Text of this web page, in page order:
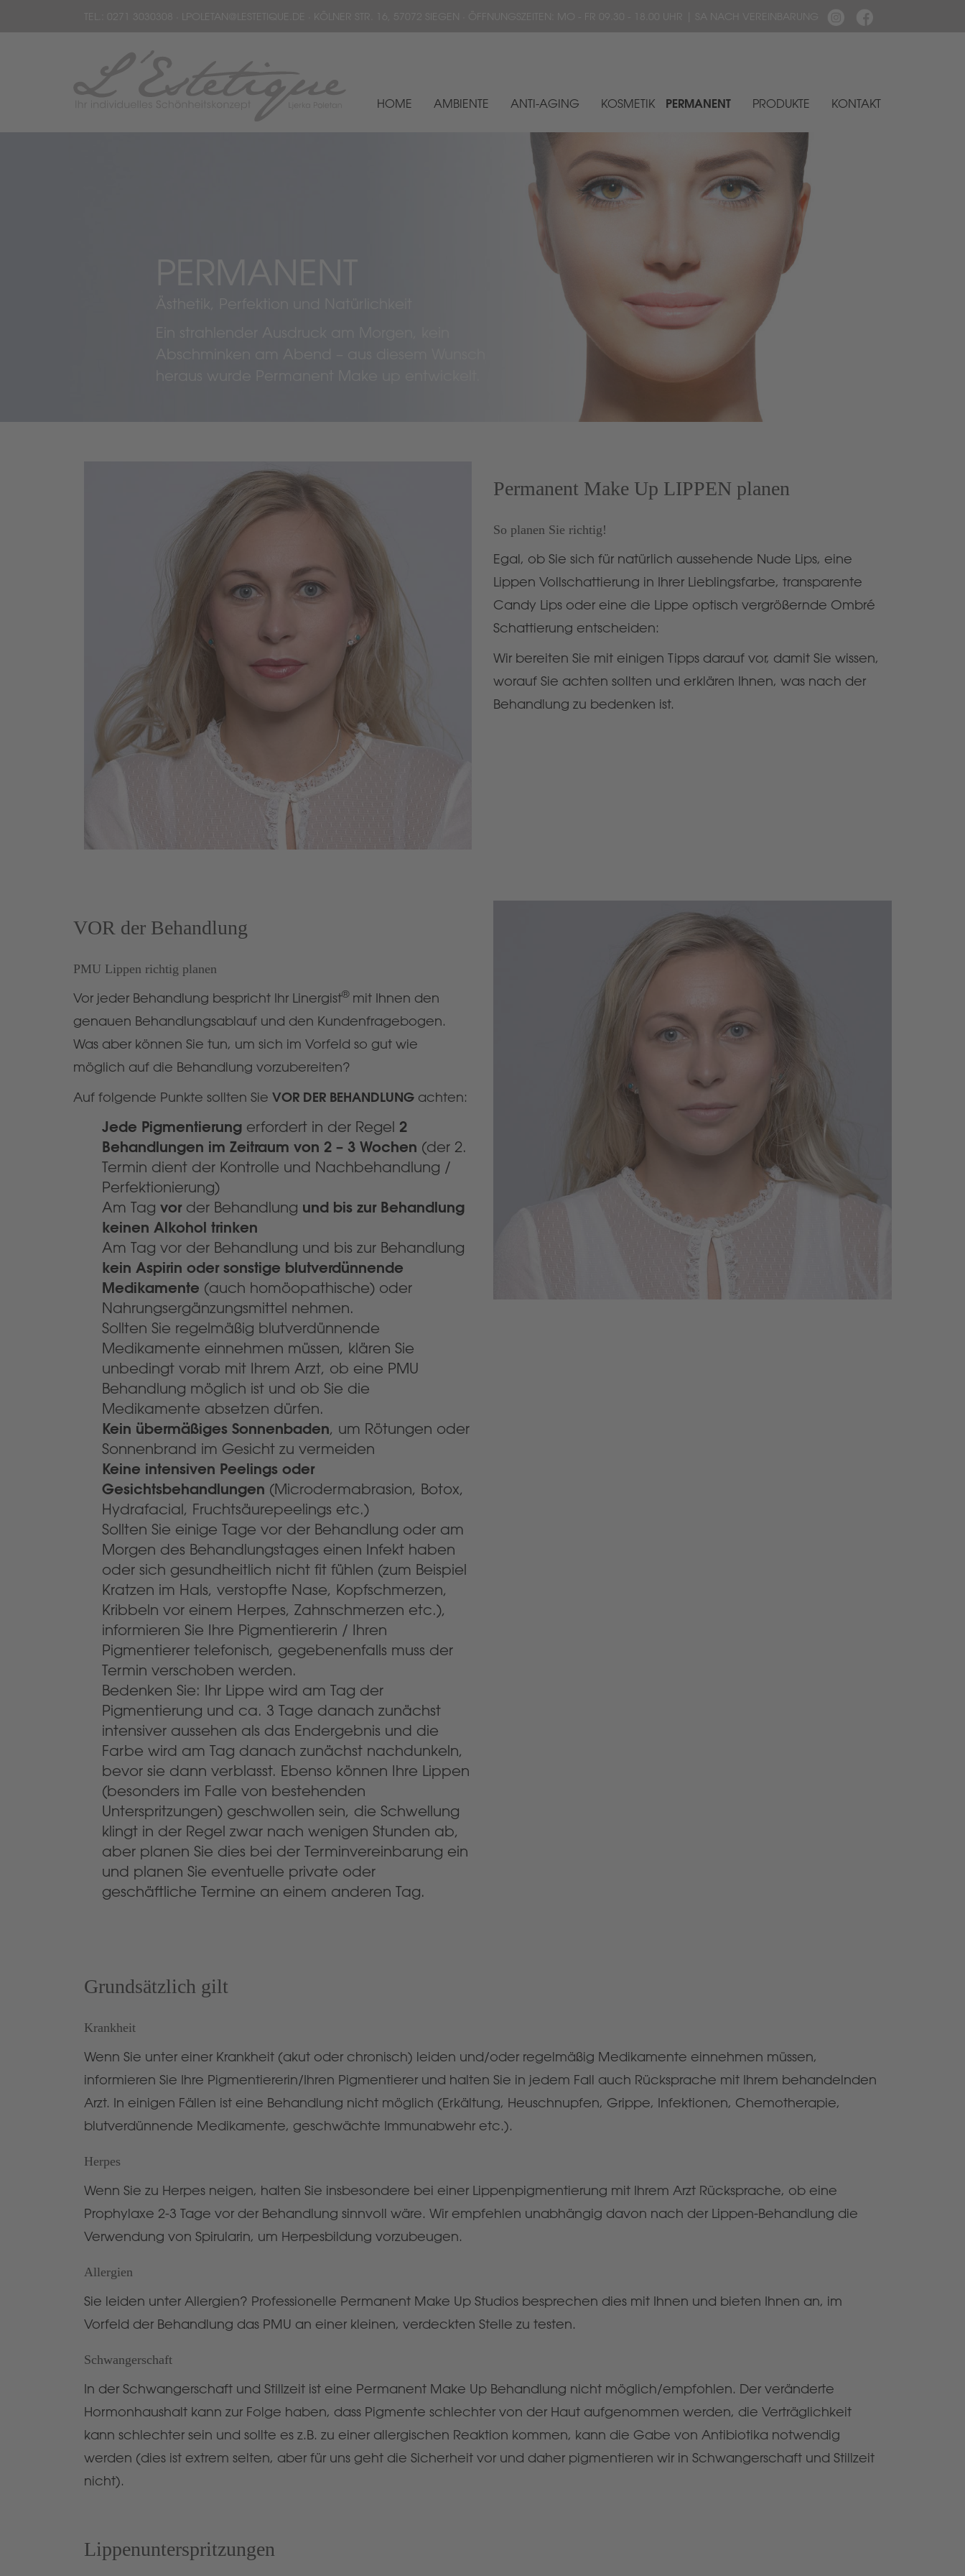
HOME AMBIENTE ANTI-AGING KOSMETIK PERMANENT PRODUKTE KONTAKT
Permanent Make Up LIPPEN planen
So planen Sie richtig!
Egal, ob Sie sich für natürlich aussehende Nude Lips, eine
Lippen Vollschattierung in Ihrer Lieblingsfarbe, transparente
Candy Lips oder eine die Lippe optisch vergrößernde Ombré
Schattierung entscheiden:
Wir bereiten Sie mit einigen Tipps darauf vor, damit Sie wissen,
worauf Sie achten sollten und erklären Ihnen, was nach der
Behandlung zu bedenken ist.
VOR der Behandlung
PMU Lippen richtig planen
Vor jeder Behandlung bespricht Ihr Linergist®mit Ihnen den
genauen Behandlungsablauf und den Kundenfragebogen.
Was aber können Sie tun, um sich im Vorfeld so gut wie
möglich auf die Behandlung vorzubereiten?
Auf folgende Punkte sollten Sie VOR DER BEHANDLUNG achten:
Jede Pigmentierung erfordert in der Regel 2
Behandlungen im Zeitraum von 2 – 3 Wochen (der 2.
Termin dient der Kontrolle und Nachbehandlung /
Perfektionierung)
Am Tag vorder Behandlung und bis zur Behandlung
keinen Alkohol trinken
Am Tag vor der Behandlung und bis zur Behandlung
kein Aspirin oder sonstige blutverdünnende
Medikamente (auch homöopathische) oder
Nahrungsergänzungsmittel nehmen.
Sollten Sie regelmäßig blutverdünnende
Medikamente einnehmen müssen, klären Sie
unbedingt vorab mit Ihrem Arzt, ob eine PMU
Behandlung möglich ist und ob Sie die
Medikamente absetzen dürfen.
Kein übermäßiges Sonnenbaden, um Rötungen oder
Sonnenbrand im Gesicht zu vermeiden
Keine intensiven Peelings oder
Gesichtsbehandlungen (Microdermabrasion, Botox,
Hydrafacial, Fruchtsäurepeelings etc.)
Sollten Sie einige Tage vor der Behandlung oder am
Morgen des Behandlungstages einen Infekt haben
oder sich gesundheitlich nicht fit fühlen (zum Beispiel
Kratzen im Hals, verstopfte Nase, Kopfschmerzen,
Kribbeln vor einem Herpes, Zahnschmerzen etc.),
informieren Sie Ihre Pigmentiererin / Ihren
Pigmentierer telefonisch, gegebenenfalls muss der
Termin verschoben werden.
Bedenken Sie: Ihr Lippe wird am Tag der
Pigmentierung und ca. 3 Tage danach zunächst
intensiver aussehen als das Endergebnis und die
Farbe wird am Tag danach zunächst nachdunkeln,
bevor sie dann verblasst. Ebenso können Ihre Lippen
(besonders im Falle von bestehenden
Unterspritzungen) geschwollen sein, die Schwellung
klingt in der Regel zwar nach wenigen Stunden ab,
aber planen Sie dies bei der Terminvereinbarung ein
und planen Sie eventuelle private oder
geschäftliche Termine an einem anderen Tag.
Grundsätzlich gilt
Krankheit
Wenn Sie unter einer Krankheit (akut oder chronisch) leiden und/oder regelmäßig Medikamente einnehmen müssen,
informieren Sie Ihre Pigmentiererin/Ihren Pigmentierer und halten Sie in jedem Fall auch Rücksprache mit Ihrem behandelnden
Arzt. In einigen Fällen ist eine Behandlung nicht möglich (Erkältung, Heuschnupfen, Grippe, Infektionen, Chemotherapie,
blutverdünnende Medikamente, geschwächte Immunabwehr etc.).
Herpes
Wenn Sie zu Herpes neigen, halten Sie insbesondere bei einer Lippenpigmentierung mit Ihrem Arzt Rücksprache, ob eine
Prophylaxe 2-3 Tage vor der Behandlung sinnvoll wäre. Wir empfehlen unabhängig davon nach der Lippen-Behandlung die
Verwendung von Spirularin, um Herpesbildung vorzubeugen.
Allergien
Sie leiden unter Allergien? Professionelle Permanent Make Up Studios besprechen dies mit Ihnen und bieten Ihnen an, im
Vorfeld der Behandlung das PMU an einer kleinen, verdeckten Stelle zu testen.
Schwangerschaft
In der Schwangerschaft und Stillzeit ist eine Permanent Make Up Behandlung nicht möglich/empfohlen. Der veränderte
Hormonhaushalt kann zur Folge haben, dass Pigmente schlechter von der Haut aufgenommen werden, die Verträglichkeit
kann schlechter sein und sollte es z.B. zu einer allergischen Reaktion kommen, kann die Gabe von Antibiotika notwendig
werden (dies ist extrem selten, aber für uns geht die Sicherheit vor und daher pigmentieren wir in Schwangerschaft und Stillzeit
nicht).
Lippenunterspritzungen